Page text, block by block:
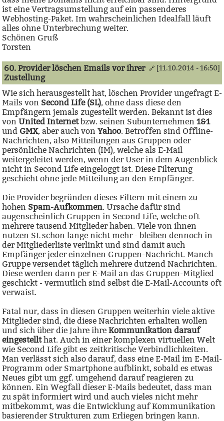
ist eine Vertragsumstellung auf ein passenderes
Webhosting-Paket. Im wahrscheinlichen Idealfall läuft
alles ohne Unterbrechung weiter.
Schönen Gruß
Torsten
🔗 [11.10.2014 - 16:50]
60. Provider löschen Emails vor ihrer
Zustellung
Wie sich herausgestellt hat, löschen Provider ungefragt E-
Mails von Second Life (SL), ohne dass diese den
Empfängern jemals zugestellt werden. Bekannt ist dies
von United Internetbzw. seinen Subunternehmen 1&1
und GMX, aber auch von Yahoo. Betroffen sind Offline-
Nachrichten, also Mitteilungen aus Gruppen oder
persönliche Nachrichten (IM), welche als E-Mail
weitergeleitet werden, wenn der User in dem Augenblick
nicht in Second Life eingeloggt ist. Diese Filterung
geschieht ohne jede Mitteilung an den Empfänger.
Die Provider begründen dieses Filtern mit einem zu
hohen Spam-Aufkommen. Ursache dafür sind
augenscheinlich Gruppen in Second Life, welche oft
mehrere tausend Mitglieder haben. Viele von ihnen
nutzen SL schon lange nicht mehr - bleiben dennoch in
der Mitgliederliste verlinkt und sind damit auch
Empfänger jeder einzelnen Gruppen-Nachricht. Manch
Gruppe versendet täglich mehrere dutzend Nachrichten.
Diese werden dann per E-Mail an das Gruppen-Mitglied
geschickt - vermutlich sind selbst die E-Mail-Accounts oft
verwaist.
Fatal nur, dass in diesen Gruppen weiterhin viele aktive
Mitglieder sind, die diese Nachrichten erhalten wollen
und sich über die Jahre ihre Kommunikation darauf
eingestellthat. Auch in einer komplexen virtuellen Welt
wie Second Life gibt es zeitkritische Verbindlichkeiten.
Man verlässt sich also darauf, dass eine E-Mail im E-Mail-
Programm oder Smartphone aufblinkt, sobald es etwas
Neues gibt um ggf. umgehend darauf reagieren zu
können. Ein Wegfall dieser E-Mails bedeutet, dass man
zu spät informiert wird und auch vieles nicht mehr
mitbekommt, was die Entwicklung auf Kommunikation
basierender Strukturen zum Erliegen bringen kann.